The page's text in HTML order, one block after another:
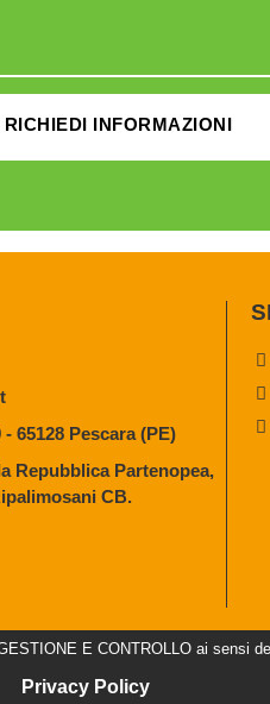
RICHIEDI INFORMAZIONI
65128 Pescara (PE)
Repubblica Partenopea,
CB.
E CONTROLLO ai sensi
Privacy Policy